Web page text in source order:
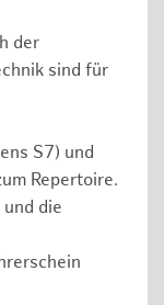
der
sind für
S7) und
Repertoire.
die